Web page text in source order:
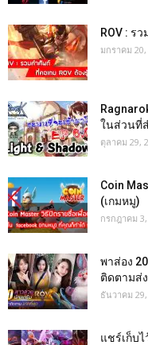
ROV : ร
มกราคม 20,
ในส่วนที่
ตุลาคม 29,
Coin
(เกมหมู)
กรกฎาคม
พาส่อง
ติดตามส่
ธันวาคม 29,
แชร์เก็บไ